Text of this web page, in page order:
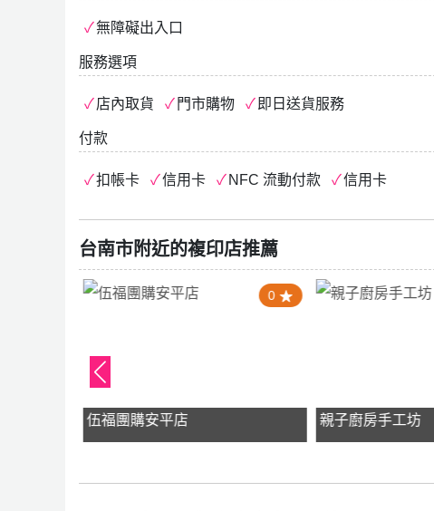
無障礙出入口
服務選項
店內取貨 門市購物 即日送貨服務
付款
扣帳卡 信用卡 NFC 流動付款 信用卡
台南市附近的複印店推薦
0
伍福團購安平店 親子廚房手工坊